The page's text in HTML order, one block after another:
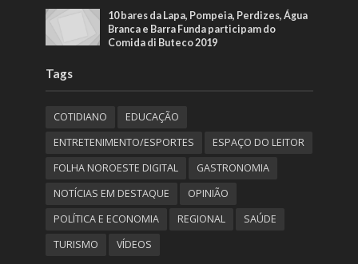
10 bares da Lapa, Pompeia, Perdizes, Água
Branca e Barra Funda participam do
Comida di Buteco 2019
Tags
COTIDIANO
EDUCAÇÃO
ENTRETENIMENTO/ESPORTES
ESPAÇO DO LEITOR
FOLHA NOROESTE DIGITAL
GASTRONOMIA
NOTÍCIAS EM DESTAQUE
OPINIÃO
POLÍTICA E ECONOMIA
REGIONAL
SAÚDE
TURISMO
VÍDEOS